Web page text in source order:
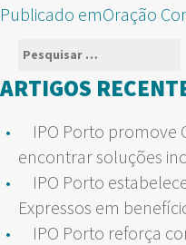
NAVEGAÇÃO
ARTIGOS
Publicado emOração
Pesquisar
por:
ARTIGOS
IPO Porto promove
encontrar soluções
IPO Porto
Expressos em
IPO Porto reforça